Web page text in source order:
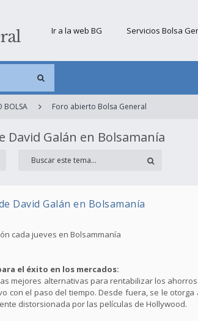
Ir a la web BG Servicios Bolsa
BOLSA Foro abierto Bolsa General
David Galán en Bolsamanía
David Galán en Bolsamanía
cada jueves en Bolsammanía
el éxito en los mercados:
mejores alternativas para rentabilizar los
con el paso del tiempo. Desde fuera, se le
distorsionada por las películas de Hollywood.